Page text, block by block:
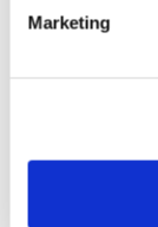
Marketing